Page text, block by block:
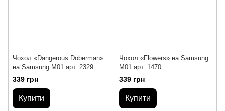
Чохол «Dangerous Doberman»
на Samsung M01 арт. 2329
339 грн
Купити
Чохол «Flowers» на Samsung
M01 арт. 1470
339 грн
Купити